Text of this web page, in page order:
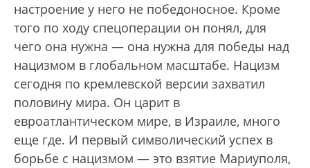
настроение у него не победоносное. Кроме
того по ходу спецоперации он понял, для
чего она нужна — она нужна для победы над
нацизмом в глобальном масштабе. Нацизм
сегодня по кремлевской версии захватил
половину мира. Он царит в
евроатлантическом мире, в Израиле, много
еще где. И первый символический успех в
борьбе с нацизмом — это взятие Мариуполя,